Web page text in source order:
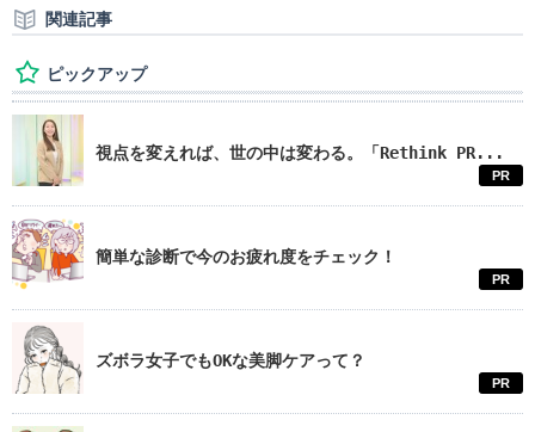
関連記事
ピックアップ
視点を変えれば、世の中は変わる。「Rethink PR...
PR
簡単な診断で今のお疲れ度をチェック！
PR
ズボラ女子でもOKな美脚ケアって？
PR